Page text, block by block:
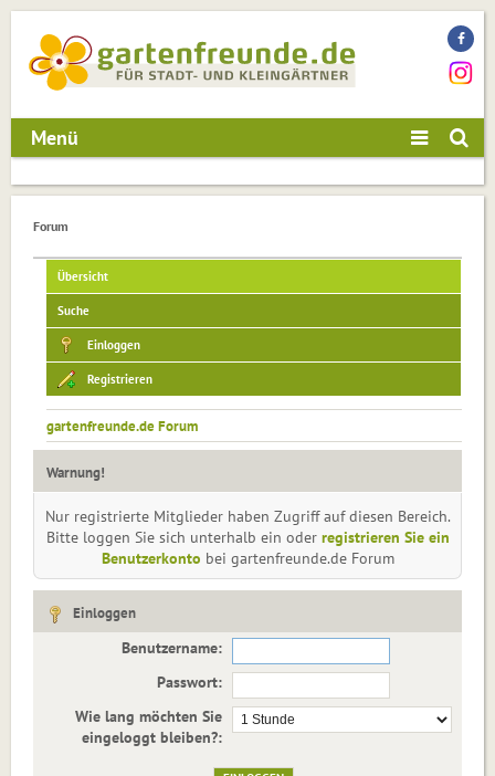
Menü
Forum
Übersicht
Suche
Einloggen
Registrieren
gartenfreunde.de Forum
Warnung!
Nur registrierte Mitglieder haben Zugriff auf diesen Bereich.
Bitte loggen Sie sich unterhalb ein oder registrieren Sie ein
Benutzerkonto bei gartenfreunde.de Forum
Einloggen
Benutzername:
Passwort:
Wie lang möchten Sie
eingeloggt bleiben?: